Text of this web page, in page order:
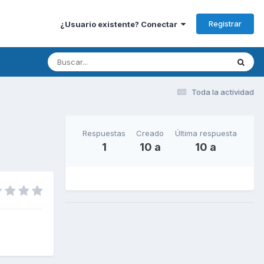
¿Usuario existente? Conectar Registrar
Toda la actividad
Respuestas
1
Creado
10 a
Última respuesta
10 a